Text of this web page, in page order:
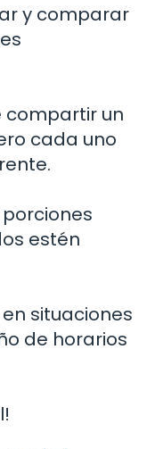
y comparar
un
cada uno
estén
situaciones
de horarios